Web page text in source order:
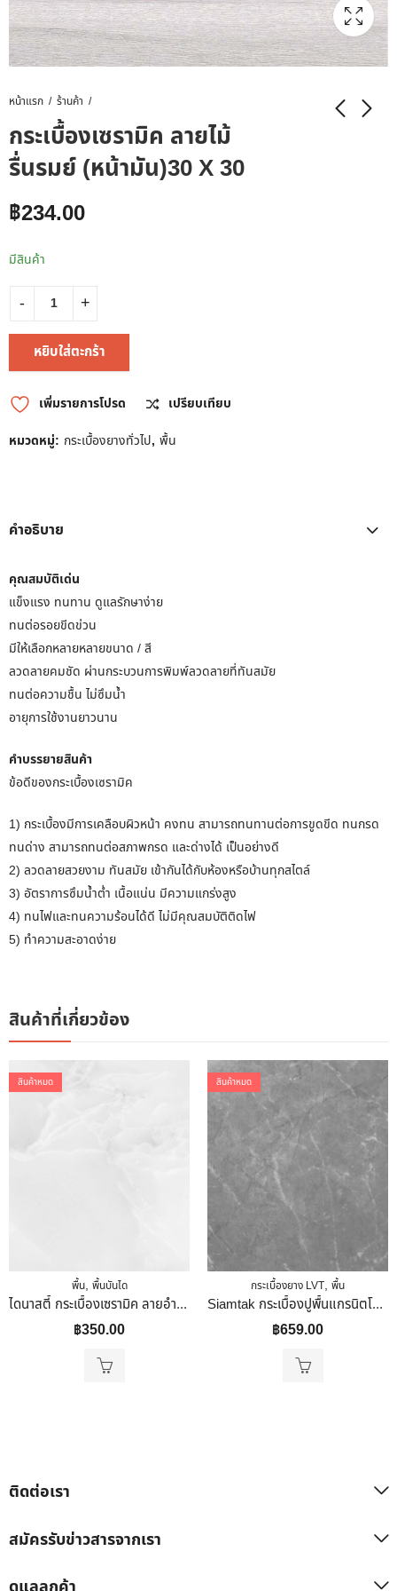
หน้าแรก ร้านค้า
กระเบื้องเซรามิค ลายไม้
รื่นรมย์ (หน้ามัน)30 X 30
฿234.00
มีสินค้า
หยิบใส่ตะกร้า
เพิ่มรายการโปรด
เปรียบเทียบ
หมวดหมู่: กระเบื้องยางทั่วไป, พื้น
คำอธิบาย
คุณสมบัติเด่น
แข็งแรง ทนทาน ดูแลรักษาง่าย
ทนต่อรอยขีดข่วน
มีให้เลือกหลายหลายขนาด / สี
ลวดลายคมชัด ผ่านกระบวนการพิมพ์ลวดลายที่ทันสมัย
ทนต่อความชื้น ไม่ซึมน้ำ
อายุการใช้งานยาวนาน
คำบรรยายสินค้า
ข้อดีของกระเบื้องเซรามิค
1) กระเบื้องมีการเคลือบผิวหน้า คงทน สามารถทนทานต่อการขูดขีด ทนกรด
ทนด่าง สามารถทนต่อสภาพกรด และด่างได้ เป็นอย่างดี
2) ลวดลายสวยงาม ทันสมัย เข้ากันได้กับห้องหรือบ้านทุกสไตล์
3) อัตราการซึมน้ำต่ำ เนื้อแน่น มีความแกร่งสูง
4) ทนไฟและทนความร้อนได้ดี ไม่มีคุณสมบัติติดไฟ
5) ทำความสะอาดง่าย
สินค้าที่เกี่ยวข้อง
สินค้าหมด
พื้น, พื้นบันได
ไดนาสตี้ กระเบื้องเซรามิค ลายอำพัน (หน้ามัน)40 X 40
฿350.00
สินค้าหมด
กระเบื้องยาง LVT, พื้น
Siamtak กระเบื้องปูพื้นแกรนิตโต้ ทั่งภายใน ภายนอก รุ่น EDK-MA66-6151 60×60
฿659.00
ติดต่อเรา
สมัครรับข่าวสารจากเรา